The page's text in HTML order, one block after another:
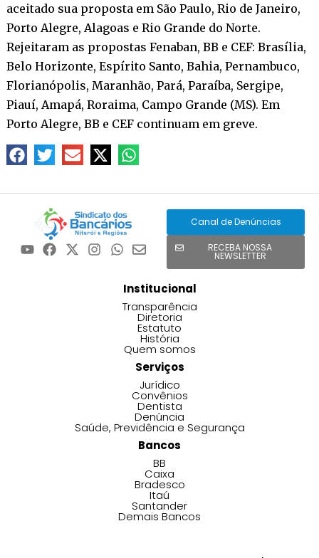
aceitado sua proposta em São Paulo, Rio de Janeiro,
Porto Alegre, Alagoas e Rio Grande do Norte.
Rejeitaram as propostas Fenaban, BB e CEF: Brasília,
Belo Horizonte, Espírito Santo, Bahia, Pernambuco,
Florianópolis, Maranhão, Pará, Paraíba, Sergipe,
Piauí, Amapá, Roraima, Campo Grande (MS). Em
Porto Alegre, BB e CEF continuam em greve.
Canal de Denúncias
RECEBA NOSSA
NEWSLETTER
Institucional
Transparência
Diretoria
Estatuto
História
Quem somos
Serviços
Jurídico
Convênios
Dentista
Denúncia
Saúde, Previdência e Segurança
Bancos
BB
Caixa
Bradesco
Itaú
Santander
Demais Bancos